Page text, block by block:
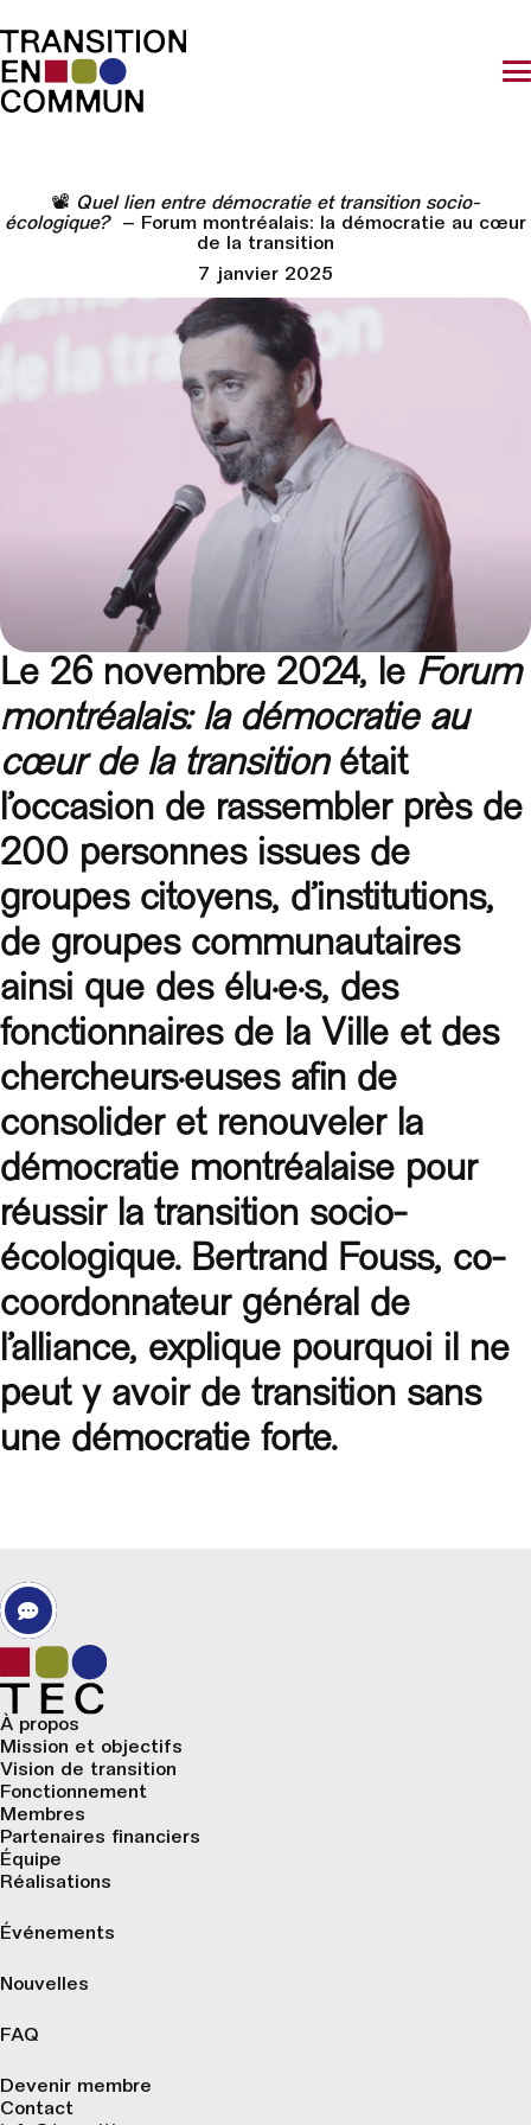
📽️ Quel lien entre démocratie et transition socio-
écologique?
– Forum montréalais: la démocratie au cœur
de la transition
7 janvier 2025
Le 26 novembre 2024, le Forum
montréalais: la démocratie au
cœur de la transitionétait
l’occasion de rassembler près de
200 personnes issues de
groupes citoyens, d’institutions,
de groupes communautaires
ainsi que des élu·e·s, des
fonctionnaires de la Ville et des
chercheurs·euses afin de
consolider et renouveler la
démocratie montréalaise pour
réussir la transition socio-
écologique. Bertrand Fouss, co-
coordonnateur général de
l’alliance, explique pourquoi il ne
peut y avoir de transition sans
une démocratie forte.
À propos
Mission et objectifs
Vision de transition
Fonctionnement
Membres
Partenaires financiers
Équipe
Réalisations
Événements
Nouvelles
FAQ
Devenir membre
Contact